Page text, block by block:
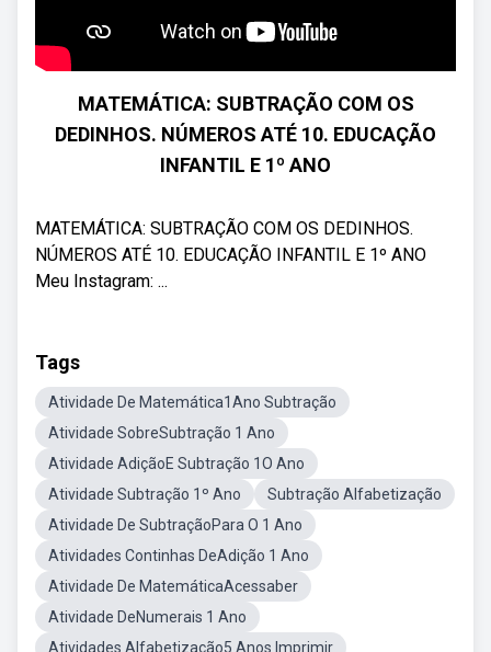
MATEMÁTICA: SUBTRAÇÃO COM OS
DEDINHOS. NÚMEROS ATÉ 10. EDUCAÇÃO
INFANTIL E 1º ANO
MATEMÁTICA: SUBTRAÇÃO COM OS DEDINHOS.
NÚMEROS ATÉ 10. EDUCAÇÃO INFANTIL E 1º ANO
Meu Instagram: ...
Tags
Atividade De Matemática1Ano Subtração
Atividade SobreSubtração 1 Ano
Atividade AdiçãoE Subtração 1O Ano
Atividade Subtração 1º Ano
Subtração Alfabetização
Atividade De SubtraçãoPara O 1 Ano
Atividades Continhas DeAdição 1 Ano
Atividade De MatemáticaAcessaber
Atividade DeNumerais 1 Ano
Atividades Alfabetização5 Anos Imprimir